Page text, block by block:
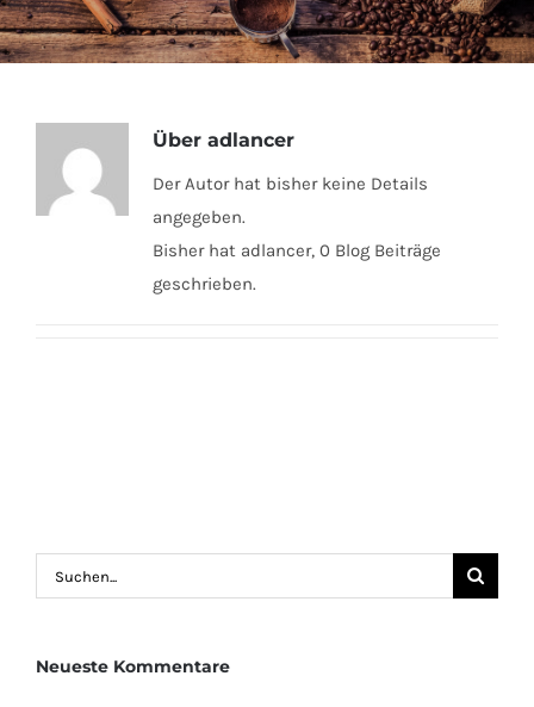
Über adlancer
Der Autor hat bisher keine Details
angegeben.
Bisher hat adlancer, 0 Blog Beiträge
geschrieben.
Suche
nach:
Neueste Kommentare